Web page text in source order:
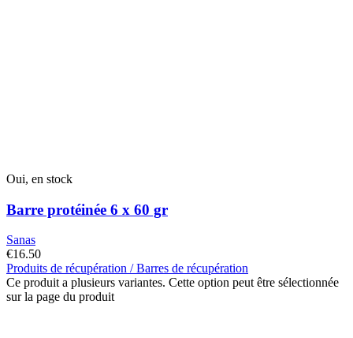
Oui, en stock
Barre protéinée 6 x 60 gr
Sanas
€16.50
Produits de récupération / Barres de récupération
Ce produit a plusieurs variantes. Cette option peut être sélectionnée
sur la page du produit